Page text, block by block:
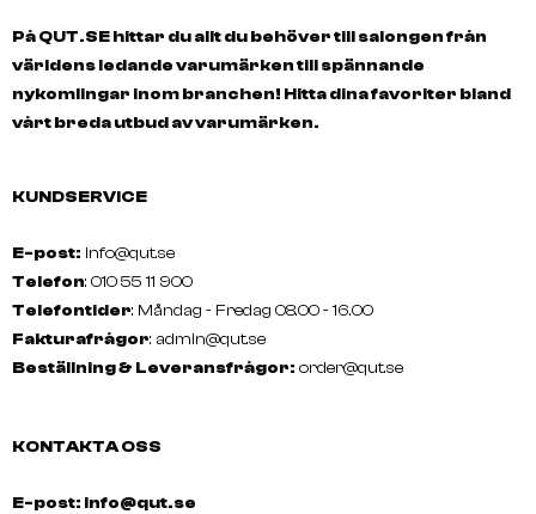
På QUT.SE hittar du allt du behöver till salongen från
världens ledande varumärken till spännande
nykomlingar inom branchen! Hitta dina favoriter bland
vårt breda utbud av varumärken.
KUNDSERVICE
E-post: info@qut.se
Telefon: 010 55 11 900
Telefontider: Måndag - Fredag 08.00 - 16.00
Fakturafrågor: admin@qut.se
Beställning & Leveransfrågor: order@qut.se
KONTAKTA OSS
E-post: info@qut.se